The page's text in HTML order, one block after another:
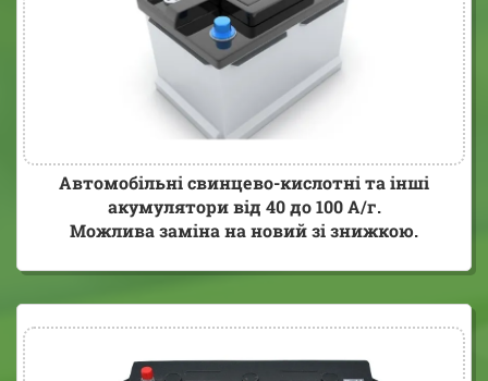
Автомобільні свинцево-кислотні та інші
акумулятори від 40 до 100 А/г.
Можлива заміна на новий зі знижкою.